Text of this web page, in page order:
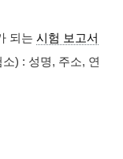
되는 시험 보고서
) : 성명, 주소, 연